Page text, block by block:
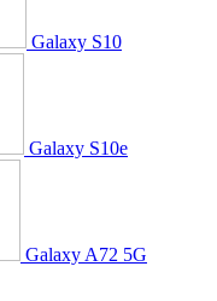
Galaxy S10
Galaxy S10e
Galaxy A72 5G